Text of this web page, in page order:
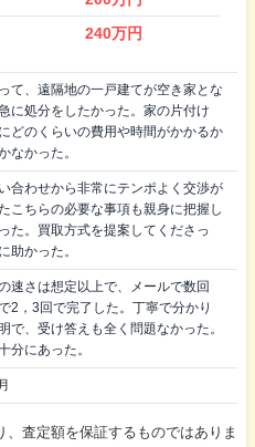
240万円
て、遠隔地の一戸建てが空き家とな
に処分をしたかった。家の片付け
どのくらいの費用や時間がかかるか
なかった。
合わせから非常にテンポよく交渉が
こちらの必要な事項も親身に把握し
た。買取方式を提案してくださっ
助かった。
速さは想定以上で、メールで数回
2，3回で完了した。丁寧で分かり
で、受け答えも全く問題なかった。
分にあった。
査定額を保証するものではありま